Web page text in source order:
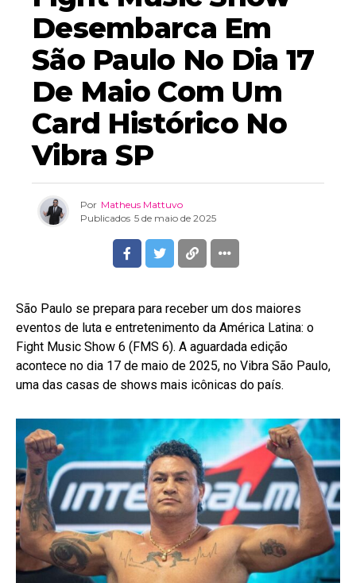
Desembarca Em
São Paulo No Dia 17
De Maio Com Um
Card Histórico No
Vibra SP
Por Matheus Mattuvo
Publicados 5 de maio de 2025
São Paulo se prepara para receber um dos maiores
eventos de luta e entretenimento da América Latina: o
Fight Music Show 6 (FMS 6). A aguardada edição
acontece no dia 17 de maio de 2025, no Vibra São Paulo,
uma das casas de shows mais icônicas do país.